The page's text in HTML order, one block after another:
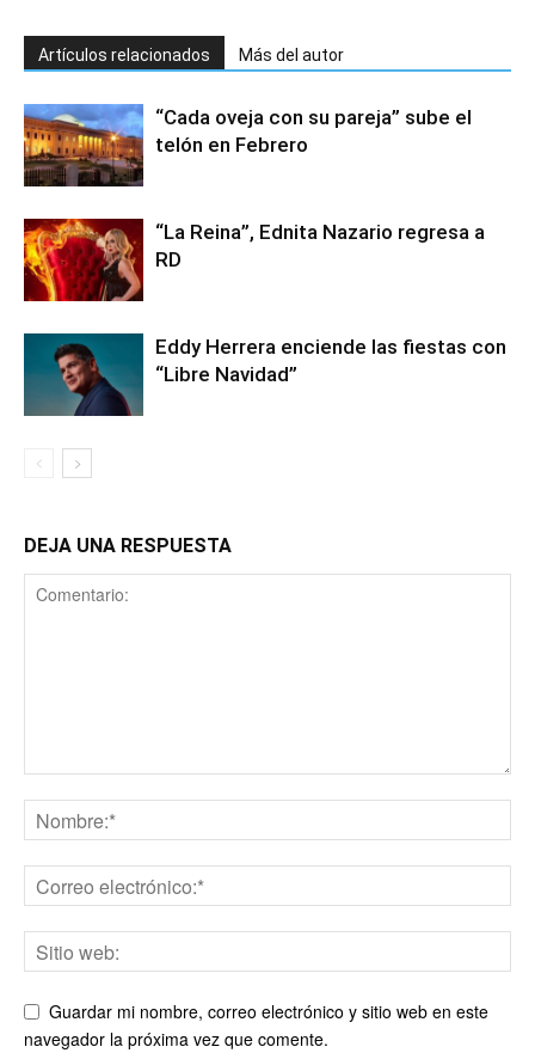
Artículos relacionados Más del autor
“Cada oveja con su pareja” sube el
telón en Febrero
“La Reina”, Ednita Nazario regresa a
RD
Eddy Herrera enciende las fiestas con
“Libre Navidad”
DEJA UNA RESPUESTA
Guardar mi nombre, correo electrónico y sitio web en este
navegador la próxima vez que comente.